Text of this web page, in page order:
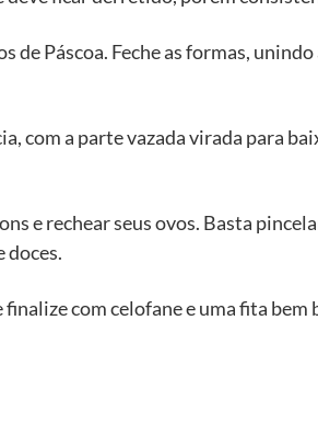
Páscoa. Feche as formas, unindo
com a parte vazada virada para
e rechear seus ovos. Basta
doces.
com celofane e uma fita bem